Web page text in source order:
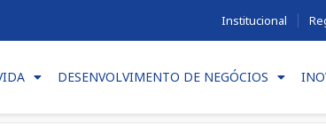
Institucional
DESENVOLVIMENTO DE NEGÓCIOS